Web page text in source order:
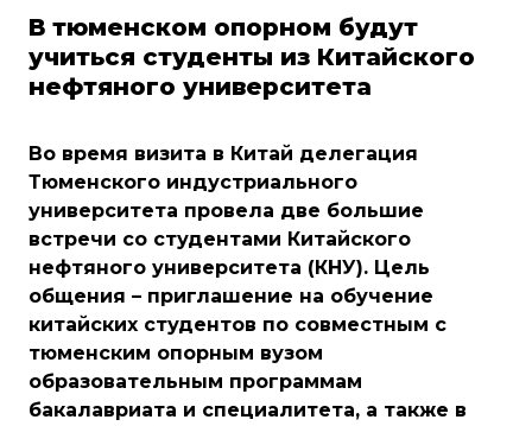
В тюменском опорном будут
учиться студенты из Китайского
нефтяного университета
Во время визита в Китай делегация
Тюменского индустриального
университета провела две большие
встречи со студентами Китайского
нефтяного университета (КНУ). Цель
общения – приглашение на обучение
китайских студентов по совместным с
тюменским опорным вузом
образовательным программам
бакалавриата и специалитета, а также в